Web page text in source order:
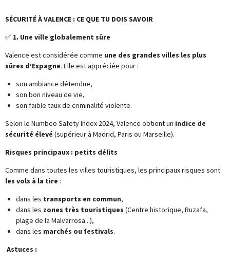
SÉCURITÉ À VALENCE : CE QUE TU DOIS SAVOIR
✅ 1. Une ville globalement sûre
Valence est considérée comme une des grandes villes les plus
sûres d’Espagne. Elle est appréciée pour :
son ambiance détendue,
son bon niveau de vie,
son faible taux de criminalité violente.
Selon le Numbeo Safety Index 2024, Valence obtient un indice de
sécurité élevé (supérieur à Madrid, Paris ou Marseille).
Risques principaux : petits délits
Comme dans toutes les villes touristiques, les principaux risques sont
les vols à la tire :
dans les transports en commun,
dans les zones très touristiques (Centre historique, Ruzafa,
plage de la Malvarrosa...),
dans les marchés ou festivals.
Astuces :